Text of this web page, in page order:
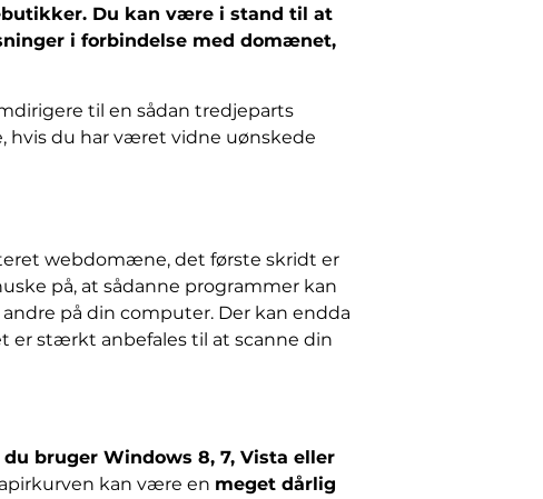
Du kan være i stand til at
i forbindelse med domænet,
til en sådan tredjeparts
hvis du har været vidne uønskede
webdomæne, det første skridt er
på, at sådanne programmer kan
på din computer. Der kan endda
er stærkt anbefales til at scanne din
du bruger Windows 8, 7, Vista eller
kan være en meget dårlig